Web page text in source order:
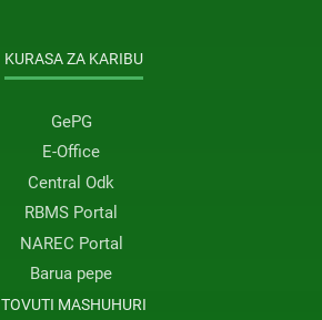
KURASA ZA KARIBU
GePG
E-Office
Central Odk
RBMS Portal
NAREC Portal
Barua pepe
TOVUTI MASHUHURI